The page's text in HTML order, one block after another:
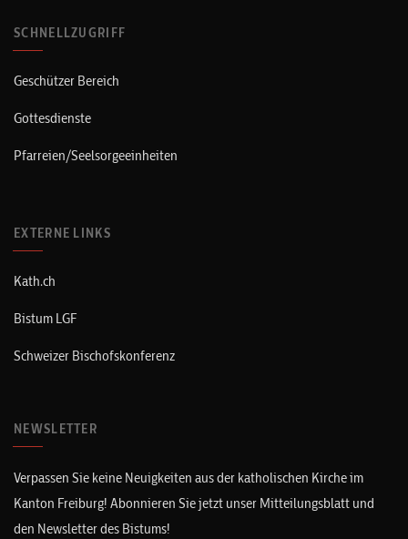
SCHNELLZUGRIFF
Geschützer Bereich
Gottesdienste
Pfarreien/Seelsorgeeinheiten
EXTERNE LINKS
Kath.ch
Bistum LGF
Schweizer Bischofskonferenz
NEWSLETTER
Verpassen Sie keine Neuigkeiten aus der katholischen Kirche im
Kanton Freiburg! Abonnieren Sie jetzt unser Mitteilungsblatt und
den Newsletter des Bistums!